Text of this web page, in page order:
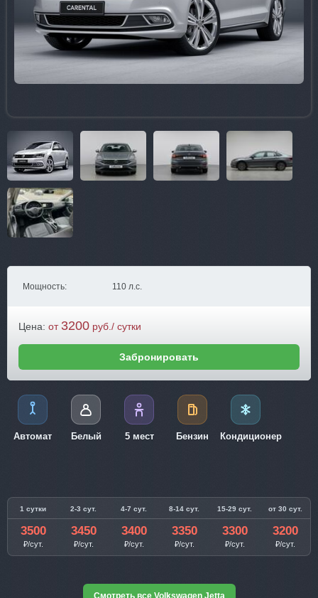
Мощность: 110 л.с.
Цена: от 3200 руб./ сутки
Забронировать
Автомат Белый 5 мест Бензин Кондиционер
1 сутки 2-3 сут. 4-7 сут. 8-14 сут. 15-29 сут. от 30 сут.
3500
₽/сут.
3450
₽/сут.
3400
₽/сут.
3350
₽/сут.
3300
₽/сут.
3200
₽/сут.